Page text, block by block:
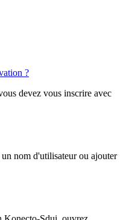
?
devez vous inscrire avec
nom d'utilisateur ou ajouter